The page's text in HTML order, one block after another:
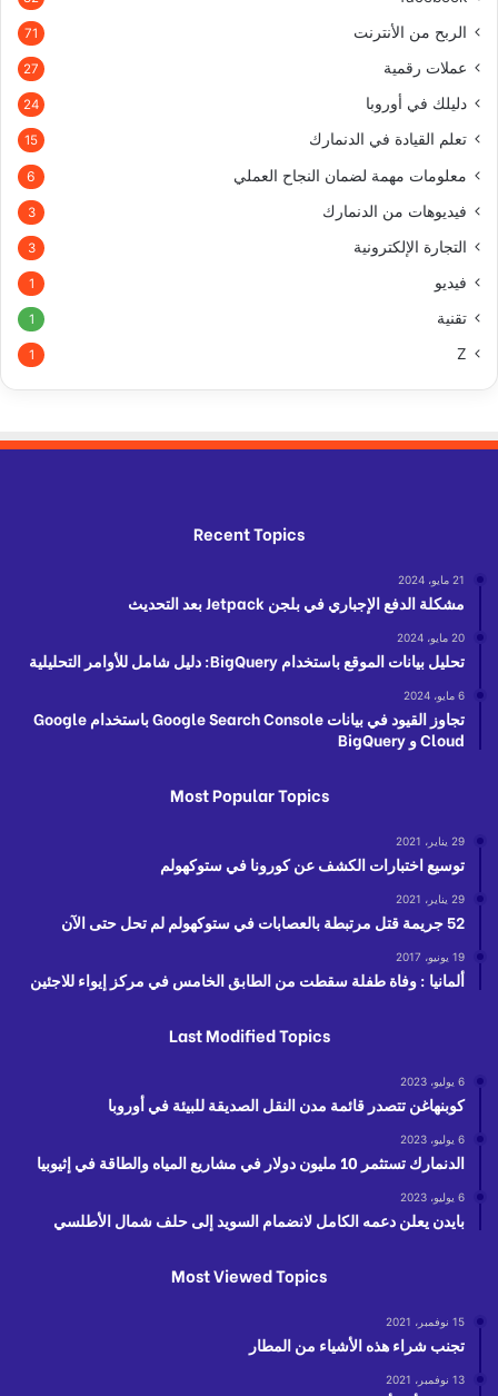
الربح من الأنترنت 71
عملات رقمية 27
دليلك في أوروبا 24
تعلم القيادة في الدنمارك 15
معلومات مهمة لضمان النجاح العملي 6
فيديوهات من الدنمارك 3
التجارة الإلكترونية 3
فيديو 1
تقنية 1
Z
1
Recent Topics
21 مايو، 2024
مشكلة الدفع الإجباري في بلجن Jetpack بعد التحديث
20 مايو، 2024
تحليل بيانات الموقع باستخدام BigQuery: دليل شامل للأوامر التحليلية
6 مايو، 2024
تجاوز القيود في بيانات Google Search Console باستخدام Google
Cloud و BigQuery
Most Popular Topics
29 يناير، 2021
توسيع اختبارات الكشف عن كورونا في ستوكهولم
29 يناير، 2021
52 جريمة قتل مرتبطة بالعصابات في ستوكهولم لم تحل حتى الآن
19 يونيو، 2017
ألمانيا : وفاة طفلة سقطت من الطابق الخامس في مركز إيواء للاجئين
Last Modified Topics
6 يوليو، 2023
كوبنهاغن تتصدر قائمة مدن النقل الصديقة للبيئة في أوروبا
6 يوليو، 2023
الدنمارك تستثمر 10 مليون دولار في مشاريع المياه والطاقة في إثيوبيا
6 يوليو، 2023
بايدن يعلن دعمه الكامل لانضمام السويد إلى حلف شمال الأطلسي
Most Viewed Topics
15 نوفمبر، 2021
تجنب شراء هذه الأشياء من المطار
13 نوفمبر، 2021